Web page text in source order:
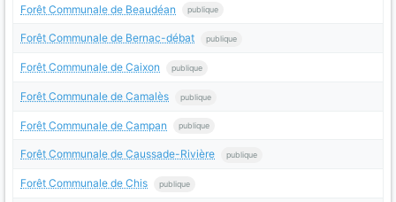
Forêt Communale de Beaudéan publique
Forêt Communale de Bernac-débat publique
Forêt Communale de Caixon publique
Forêt Communale de Camalès publique
Forêt Communale de Campan publique
Forêt Communale de Caussade-Rivière publique
Forêt Communale de Chis publique